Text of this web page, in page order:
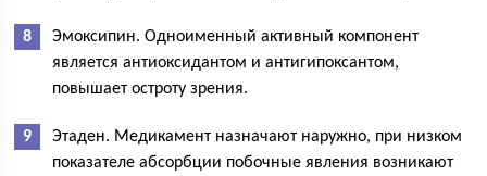
Эмоксипин. Одноименный активный компонент
является антиоксидантом и антигипоксантом,
повышает остроту зрения.
Этаден. Медикамент назначают наружно, при низком
показателе абсорбции побочные явления возникают